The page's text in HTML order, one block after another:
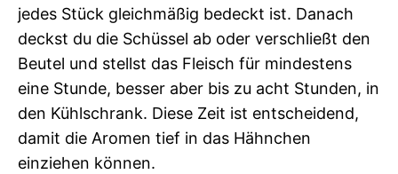
jedes Stück gleichmäßig bedeckt ist. Danach
deckst du die Schüssel ab oder verschließt den
Beutel und stellst das Fleisch für mindestens
eine Stunde, besser aber bis zu acht Stunden, in
den Kühlschrank. Diese Zeit ist entscheidend,
damit die Aromen tief in das Hähnchen
einziehen können.